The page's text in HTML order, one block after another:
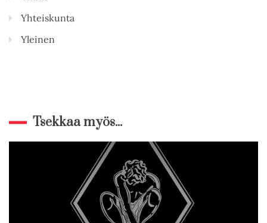
Yhteiskunta
Yleinen
Tsekkaa myös...